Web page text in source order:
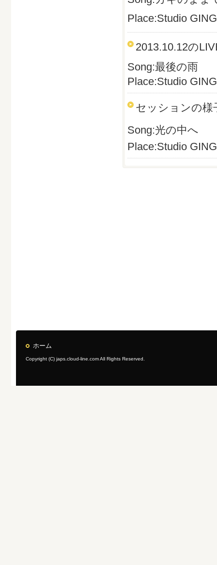
Place:Studio
2013.10.12の
Song:最後の雨
Place:Studio
セッションの様
Song:光の中へ
Place:Studio
ホーム
Copyright (C) japs.cloud-line.com All Rights Reserved.